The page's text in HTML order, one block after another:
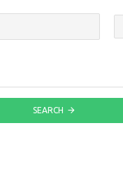
SEARCH